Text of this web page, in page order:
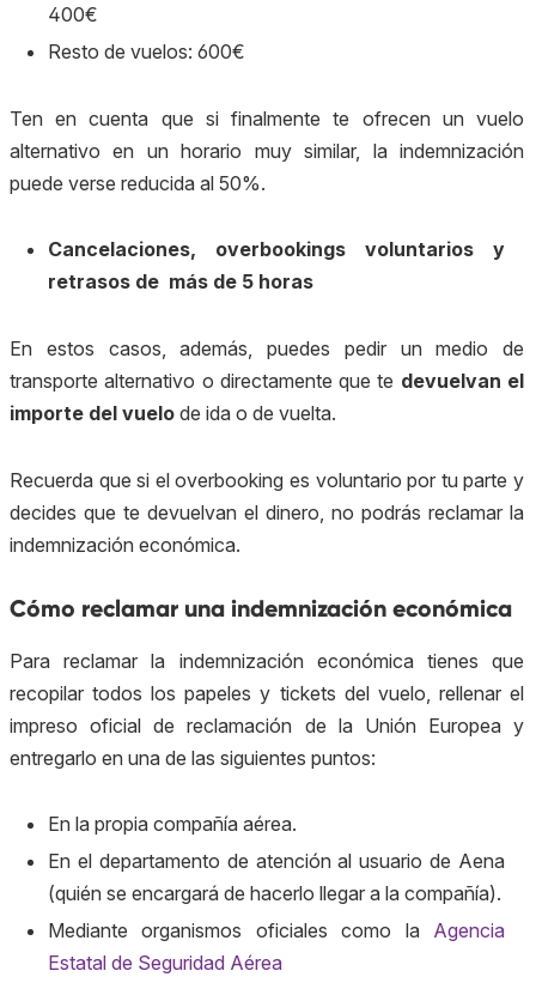
400€
Resto de vuelos: 600€
Ten en cuenta que si finalmente te ofrecen un vuelo
alternativo en un horario muy similar, la indemnización
puede verse reducida al 50%.
Cancelaciones, overbookings voluntarios y
retrasos de más de 5 horas
En estos casos, además, puedes pedir un medio de
transporte alternativo o directamente que te devuelvan el
importe del vuelo de ida o de vuelta.
Recuerda que si el overbooking es voluntario por tu parte y
decides que te devuelvan el dinero, no podrás reclamar la
indemnización económica.
Cómo reclamar una indemnización económica
Para reclamar la indemnización económica tienes que
recopilar todos los papeles y tickets del vuelo, rellenar el
impreso oficial de reclamación de la Unión Europea y
entregarlo en una de las siguientes puntos:
En la propia compañía aérea.
En el departamento de atención al usuario de Aena
(quién se encargará de hacerlo llegar a la compañía).
Mediante organismos oficiales como la Agencia
Estatal de Seguridad Aérea